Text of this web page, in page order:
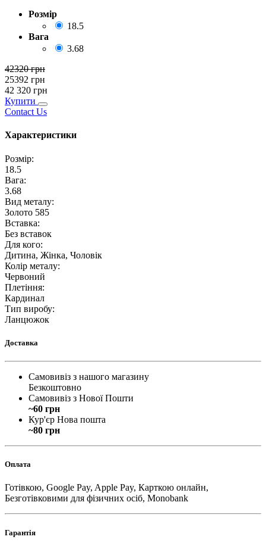
Розмір
18.5
Вага
3.68
42320грн
25392 грн
42 320 грн
Купити
Contact Us
Характеристики
Розмір:
18.5
Вага:
3.68
Вид металу:
Золото 585
Вставка:
Без вставок
Для кого:
Дитина, Жінка, Чоловік
Колір металу:
Червоний
Плетіння:
Кардинал
Тип виробу:
Ланцюжок
Доставка
Самовивіз з нашого магазину
Безкоштовно
Самовивіз з Нової Пошти
~60 грн
Кур'єр Нова пошта
~80 грн
Оплата
Готівкою, Google Pay, Apple Pay, Карткою онлайн,
Безготівковими для фізичних осіб, Monobank
Гарантія